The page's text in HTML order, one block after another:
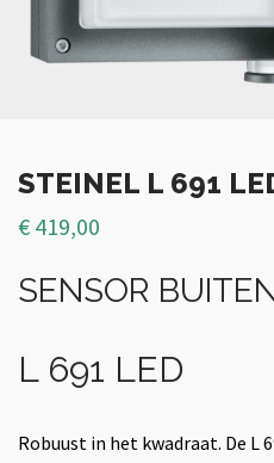
STEINEL L 691
€ 419,00
SENSOR
L 691 LED
Robuust in het kwadraat. De L